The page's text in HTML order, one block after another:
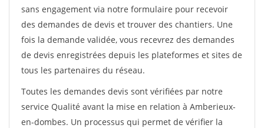
sans engagement via notre formulaire pour recevoir
des demandes de devis et trouver des chantiers. Une
fois la demande validée, vous recevrez des demandes
de devis enregistrées depuis les plateformes et sites de
tous les partenaires du réseau.
Toutes les demandes devis sont vérifiées par notre
service Qualité avant la mise en relation à Amberieux-
en-dombes. Un processus qui permet de vérifier la